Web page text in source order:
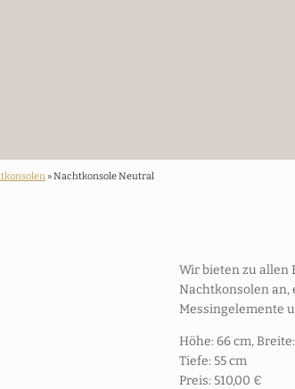
» Nachtkonsole Neutral
Wir bieten zu allen
Nachtkonsolen an,
Messingelemente
Höhe: 66 cm,
Tiefe: 55 cm
Preis: 510,00 €